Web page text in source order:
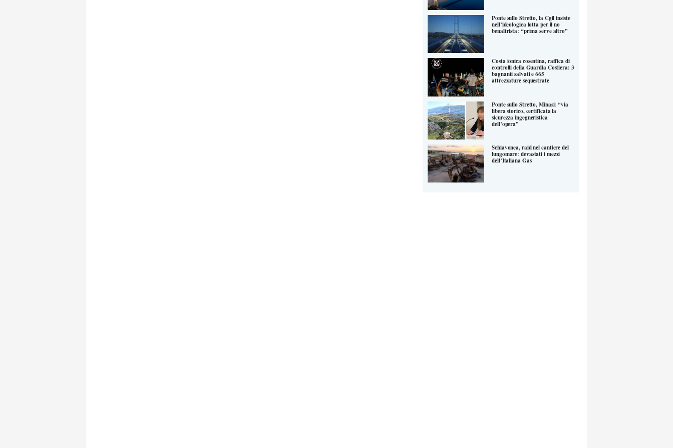
Ponte sullo Stretto, la Cgil insiste
nell’ideologica lotta per il no
benaltrista: “prima serve altro”
Costa ionica cosentina, raffica di
controlli della Guardia Costiera: 3
bagnanti salvati e 665
attrezzature sequestrate
Ponte sullo Stretto, Minasi: “via
libera storico, certificata la
sicurezza ingegneristica
dell’opera”
Schiavonea, raid nel cantiere del
lungomare: devastati i mezzi
dell’Italiana Gas